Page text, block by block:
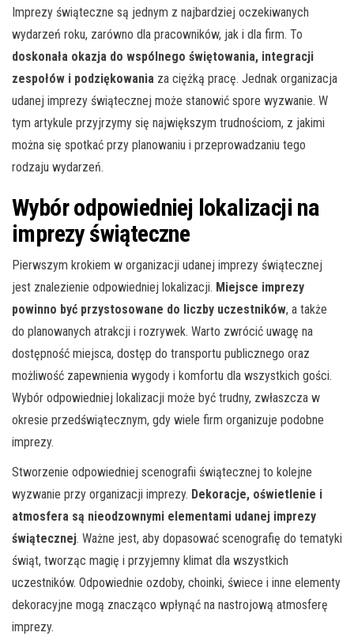
Imprezy świąteczne są jednym z najbardziej oczekiwanych
wydarzeń roku, zarówno dla pracowników, jak i dla firm. To
doskonała okazja do wspólnego świętowania, integracji
zespołów i podziękowania za ciężką pracę. Jednak organizacja
udanej imprezy świątecznej może stanowić spore wyzwanie. W
tym artykule przyjrzymy się największym trudnościom, z jakimi
można się spotkać przy planowaniu i przeprowadzaniu tego
rodzaju wydarzeń.
Wybór odpowiedniej lokalizacji na
imprezy świąteczne
Pierwszym krokiem w organizacji udanej imprezy świątecznej
jest znalezienie odpowiedniej lokalizacji. Miejsce imprezy
powinno być przystosowane do liczby uczestników, a także
do planowanych atrakcji i rozrywek. Warto zwrócić uwagę na
dostępność miejsca, dostęp do transportu publicznego oraz
możliwość zapewnienia wygody i komfortu dla wszystkich gości.
Wybór odpowiedniej lokalizacji może być trudny, zwłaszcza w
okresie przedświątecznym, gdy wiele firm organizuje podobne
imprezy.
Stworzenie odpowiedniej scenografii świątecznej to kolejne
wyzwanie przy organizacji imprezy. Dekoracje, oświetlenie i
atmosfera są nieodzownymi elementami udanej imprezy
świątecznej. Ważne jest, aby dopasować scenografię do tematyki
świąt, tworząc magię i przyjemny klimat dla wszystkich
uczestników. Odpowiednie ozdoby, choinki, świece i inne elementy
dekoracyjne mogą znacząco wpłynąć na nastrojową atmosferę
imprezy.